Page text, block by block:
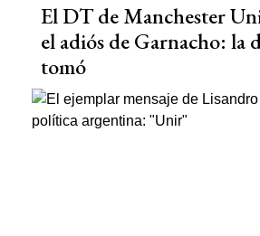
El DT de Manchester
el adiós de Garnacho: la
tomó